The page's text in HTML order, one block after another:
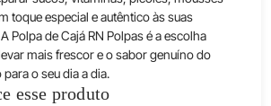
toque especial e autêntico às suas
Polpa de Cajá RN Polpas é a escolha
mais frescor e o sabor genuíno do
o seu dia a dia.
esse produto